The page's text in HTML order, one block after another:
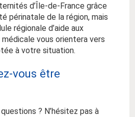
d’Île-de-France grâce
périnatale de la région, mais
régionale d’aide aux
médicale vous orientera vers
à votre situation.
vous être
? N’hésitez pas à